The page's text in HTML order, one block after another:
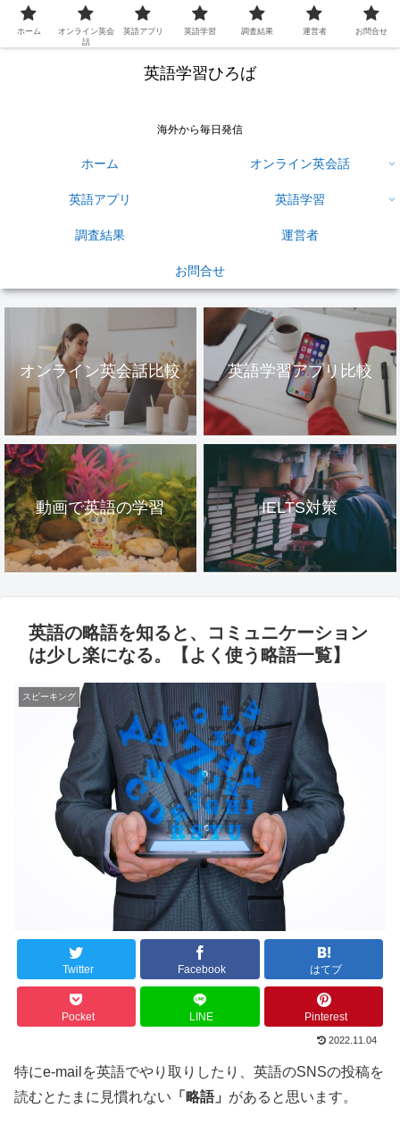
英語学習ひろば
海外から毎日発信
ホーム オンライン英会話
英語アプリ 英語学習
調査結果 運営者
お問合せ
オンライン英会話比較 英語学習アプリ比較
動画で英語の学習 IELTS対策
英語の略語を知ると、コミュニケーション
は少し楽になる。【よく使う略語一覧】
スピーキング
Twitter Facebook はてブ
Pocket LINE Pinterest
2022.11.04
特にe-mailを英語でやり取りしたり、英語のSNSの投稿を
読むとたまに見慣れない 「略語」 があると思います。
ホーム
オンライン英会
話
英語アプリ 英語学習 調査結果 運営者 お問合せ